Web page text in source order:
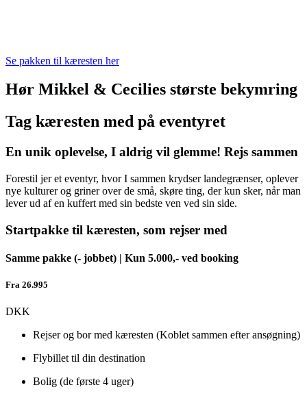
Se pakken til kæresten her
Hør Mikkel & Cecilies største bekymring
Tag kæresten med på eventyret
En unik oplevelse, I aldrig vil glemme! Rejs sammen
Forestil jer et eventyr, hvor I sammen krydser landegrænser, oplever
nye kulturer og griner over de små, skøre ting, der kun sker, når man
lever ud af en kuffert med sin bedste ven ved sin side.
Startpakke til kæresten, som rejser med
Samme pakke (- jobbet) | Kun 5.000,- ved booking
Fra 26.995
DKK
Rejser og bor med kæresten (Koblet sammen efter ansøgning)
Flybillet til din destination
Bolig (de første 4 uger)